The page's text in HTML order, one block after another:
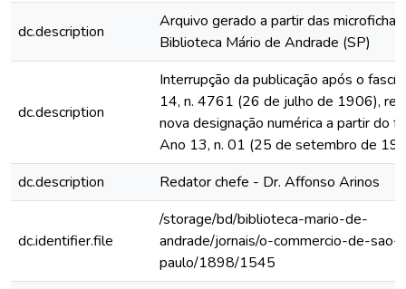
dc.description
Arquivo gerado a partir das
Biblioteca Mário de Andrade (SP)
dc.description
Interrupção da publicação após o
14, n. 4761 (26 de julho de 1906),
nova designação numérica a partir do
Ano 13, n. 01 (25 de setembro de
dc.description
Redator chefe - Dr. Affonso Arinos
dc.identifier.file
/storage/bd/biblioteca-mario-de-
andrade/jornais/o-commercio-de-sao-
paulo/1898/1545